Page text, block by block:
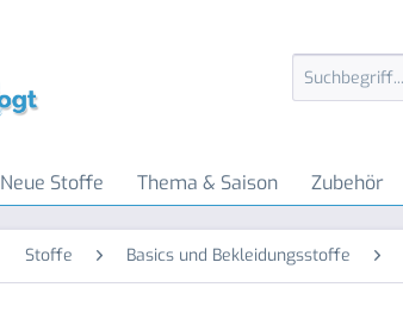
Neue Stoffe Thema & Saison Zubehör
Stoffe Basics und Bekleidungsstoffe